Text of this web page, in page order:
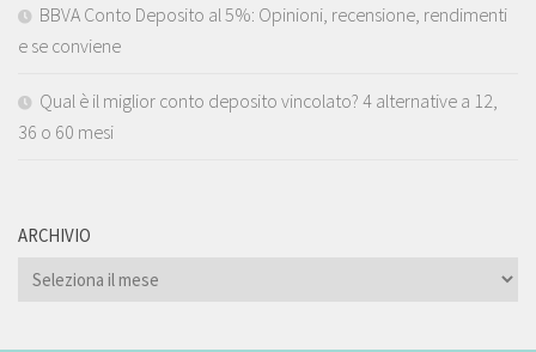
BBVA Conto Deposito al 5%: Opinioni, recensione, rendimenti
e se conviene
Qual è il miglior conto deposito vincolato? 4 alternative a 12,
36 o 60 mesi
ARCHIVIO
ARCHIVIO